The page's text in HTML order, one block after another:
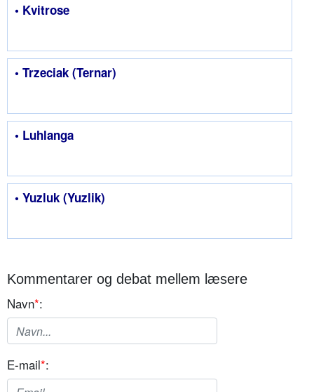
• Kvitrose
• Trzeciak (Ternar)
• Luhlanga
• Yuzluk (Yuzlik)
Kommentarer og debat mellem læsere
Navn*:
E-mail*: